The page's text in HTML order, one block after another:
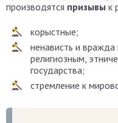
производятся призывы к
корыстные;
ненависть и
религиозным,
государства;
стремление к